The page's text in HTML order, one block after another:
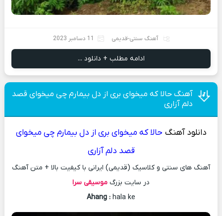
آهنگ سنتی-قدیمی 11 دسامبر 2023
ادامه مطلب + دانلود ...
آهنگ حالا که میخوای بری از دل بیمارم چی‌ میخوای قصد
دلم آزاری
دانلود آهنگ حالا که میخوای بری از دل بیمارم چی‌ میخوای
قصد دلم آزاری
آهنگ های سنتی و کلاسیک (قدیمی) ایرانی با کیفیت بالا + متن آهنگ
در سایت بزرگ موسیقی سرا
Ahang : hala ke